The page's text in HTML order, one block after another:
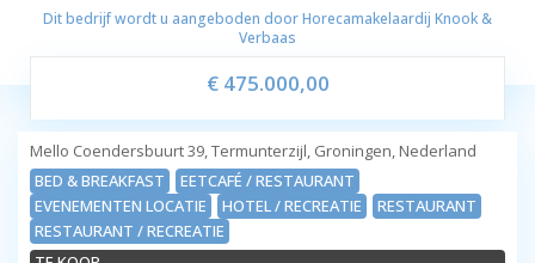
Dit bedrijf wordt u aangeboden doorHorecamakelaardij Knook &
Verbaas
€ 475.000,00
Mello Coendersbuurt 39, Termunterzijl, Groningen, Nederland
BED & BREAKFAST
EETCAFÉ / RESTAURANT
EVENEMENTEN LOCATIE
HOTEL / RECREATIE
RESTAURANT
RESTAURANT / RECREATIE